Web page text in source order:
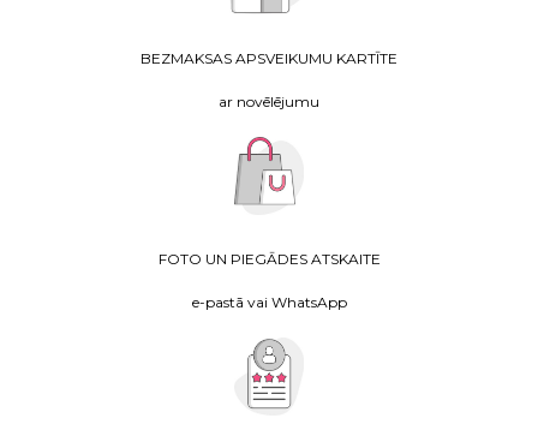
BEZMAKSAS APSVEIKUMU KARTĪTE
ar novēlējumu
FOTO UN PIEGĀDES ATSKAITE
e-pastā vai WhatsApp